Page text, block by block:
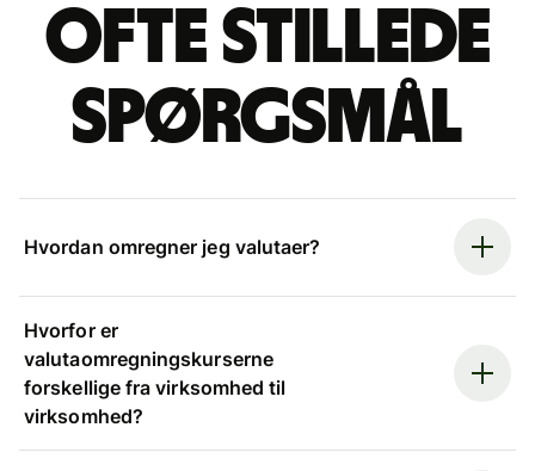
Ofte stillede
spørgsmål
Hvordan omregner jeg valutaer?
Hvorfor er
valutaomregningskurserne
forskellige fra virksomhed til
virksomhed?